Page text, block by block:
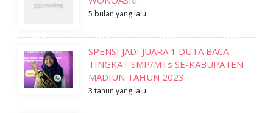
5 bulan yang lalu
SPENSI JADI JUARA 1 DUTA BACA
TINGKAT SMP/MTs SE-KABUPATEN
MADIUN TAHUN 2023
3 tahun yang lalu